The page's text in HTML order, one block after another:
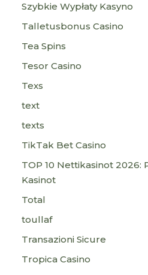
Szybkie Wypłaty Kasyno
Talletusbonus Casino
Tea Spins
Tesor Casino
Texs
text
texts
TikTak Bet Casino
TOP 10 Nettikasinot 2026:
Kasinot
Total
toullaf
Transazioni Sicure
Tropica Casino